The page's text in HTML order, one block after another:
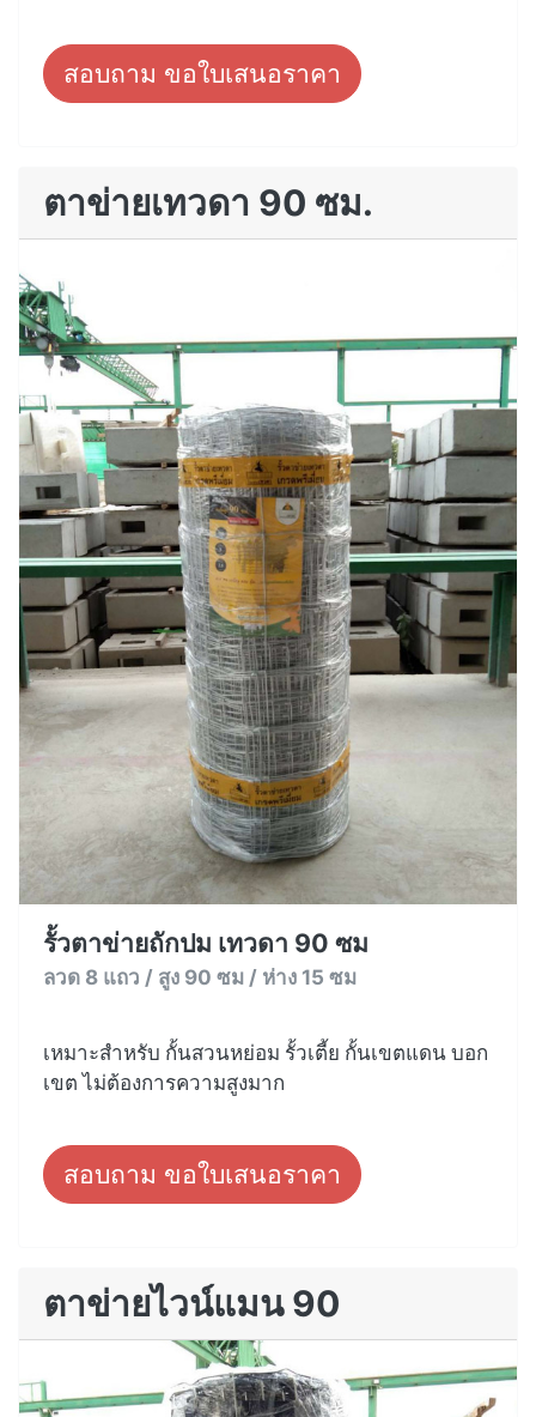
สอบถาม ขอใบเสนอราคา
ตาข่ายเทวดา 90 ซม.
รั้วตาข่ายถักปม เทวดา 90 ซม
ลวด 8 แถว / สูง 90 ซม / ห่าง 15 ซม
เหมาะสำหรับ กั้นสวนหย่อม รั้วเตี้ย กั้นเขตแดน บอก
เขต ไม่ต้องการความสูงมาก
สอบถาม ขอใบเสนอราคา
ตาข่ายไวน์แมน 90